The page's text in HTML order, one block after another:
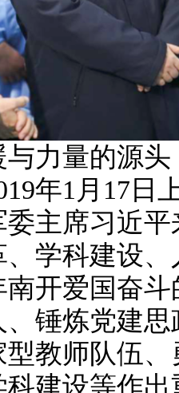
量的源头
年1月17日
委主席习近
学科建设
开爱国奋
锤炼党建
教师队伍
科建设等作